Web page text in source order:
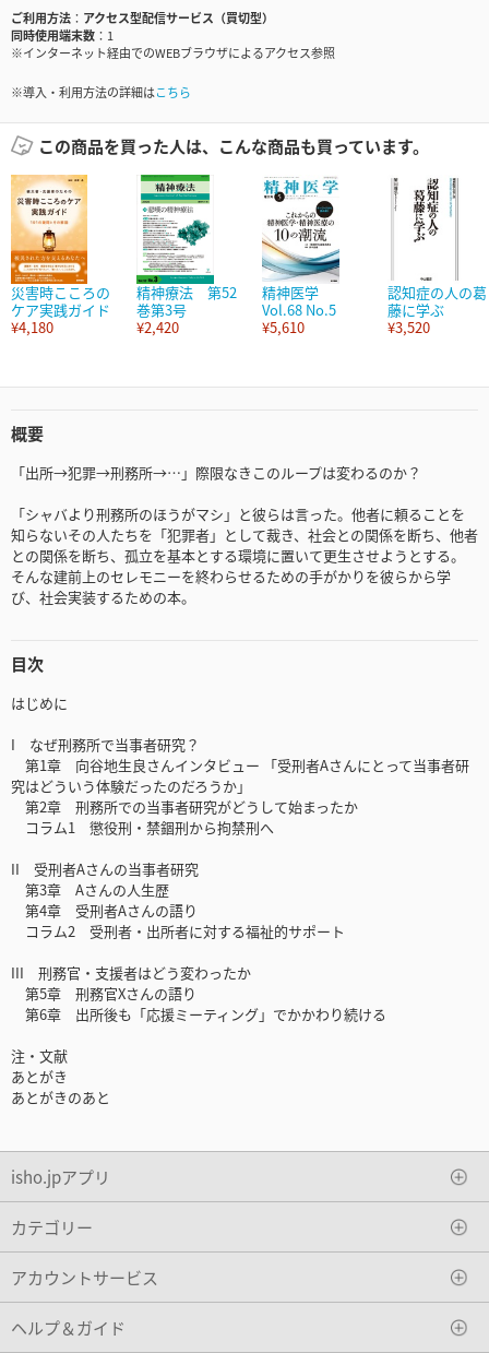
ご利用方法
アクセス型配信サービス（買切型）
同時使用端末数
1
※インターネット経由でのWEBブラウザによるアクセス参照
※導入・利用方法の詳細はこちら
この商品を買った人は、こんな商品も買っています。
災害時こころの
ケア実践ガイド
¥4,180
精神療法 第52
巻第3号
¥2,420
精神医学
Vol.68 No.5
¥5,610
認知症の人の葛
藤に学ぶ
¥3,520
概要
「出所→犯罪→刑務所→…」際限なきこのループは変わるのか？
「シャバより刑務所のほうがマシ」と彼らは言った。他者に頼ることを
知らないその人たちを「犯罪者」として裁き、社会との関係を断ち、他者
との関係を断ち、孤立を基本とする環境に置いて更生させようとする。
そんな建前上のセレモニーを終わらせるための手がかりを彼らから学
び、社会実装するための本。
目次
はじめに
I なぜ刑務所で当事者研究？
第1章 向谷地生良さんインタビュー 「受刑者Aさんにとって当事者研
究はどういう体験だったのだろうか」
第2章 刑務所での当事者研究がどうして始まったか
コラム1 懲役刑・禁錮刑から拘禁刑へ
II 受刑者Aさんの当事者研究
第3章 Aさんの人生歴
第4章 受刑者Aさんの語り
コラム2 受刑者・出所者に対する福祉的サポート
III 刑務官・支援者はどう変わったか
第5章 刑務官Xさんの語り
第6章 出所後も「応援ミーティング」でかかわり続ける
注・文献
あとがき
あとがきのあと
isho.jpアプリ
カテゴリー
アカウントサービス
ヘルプ＆ガイド